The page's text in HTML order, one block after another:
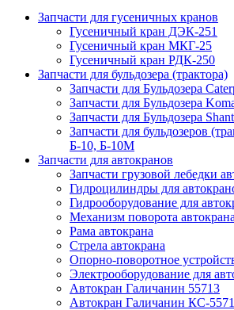
Запчасти для гусеничных кранов
Гусеничный кран ДЭК-251
Гусеничный кран МКГ-25
Гусеничный кран РДК-250
Запчасти для бульдозера (трактора)
Запчасти для Бульдозера
Запчасти для Бульдозера
Запчасти для Бульдозера
Запчасти для бульдозеров
Б-10, Б-10М
Запчасти для автокранов
Запчасти грузовой лебедки
Гидроцилиндры для
Гидрооборудование для
Механизм поворота автокрана
Рама автокрана
Стрела автокрана
Опорно-поворотное
Электрооборудование для
Автокран Галичанин 55713
Автокран Галичанин КС-